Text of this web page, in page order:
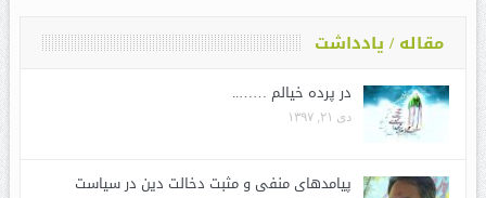
مقاله / یادداشت
در پرده خیالم ……..
دی ۲۱, ۱۳۹۷
پیامدهای منفی و مثبت دخالت دین در سیاست